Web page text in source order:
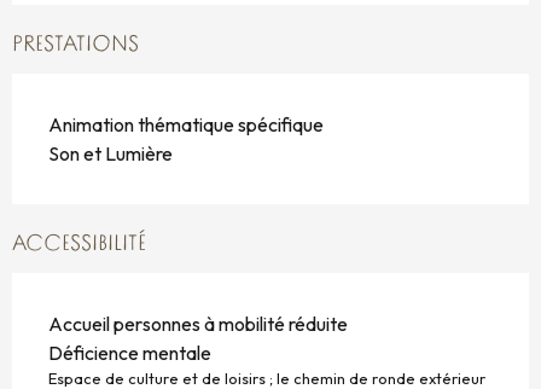
PRESTATIONS
Animation thématique spécifique
Son et Lumière
ACCESSIBILITÉ
Accueil personnes à mobilité réduite
Déficience mentale
Espace de culture et de loisirs ; le chemin de ronde extérieur